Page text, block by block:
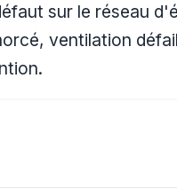
sur le réseau
ventilation